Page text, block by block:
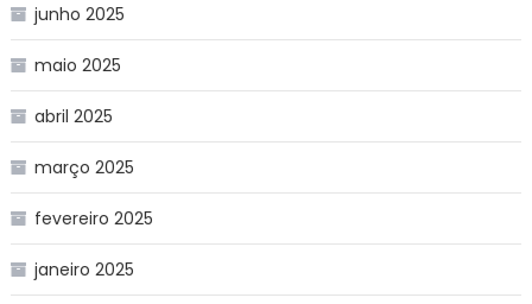
junho 2025
maio 2025
abril 2025
março 2025
fevereiro 2025
janeiro 2025